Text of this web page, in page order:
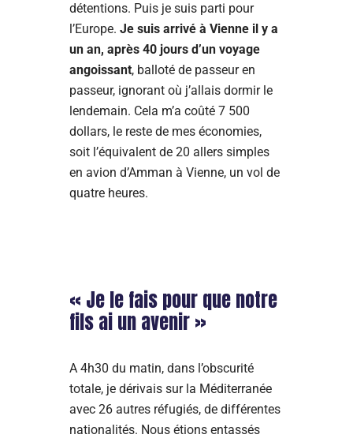
détentions. Puis je suis parti pour
l’Europe. Je suis arrivé à Vienne il y a
un an, après 40 jours d’un voyage
angoissant, balloté de passeur en
passeur, ignorant où j’allais dormir le
lendemain. Cela m’a coûté 7 500
dollars, le reste de mes économies,
soit l’équivalent de 20 allers simples
en avion d’Amman à Vienne, un vol de
quatre heures.
« Je le fais pour que notre
fils ai un avenir »
A 4h30 du matin, dans l’obscurité
totale, je dérivais sur la Méditerranée
avec 26 autres réfugiés, de différentes
nationalités. Nous étions entassés